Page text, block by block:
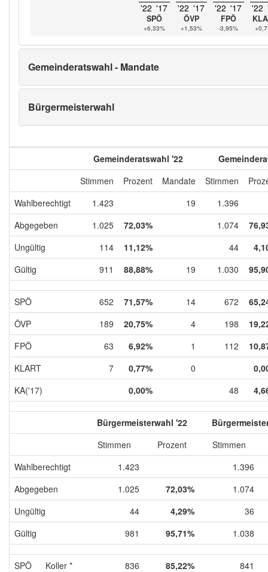
'22 '17
SPÖ
+6,33%
'22 '17
ÖVP
+1,53%
'22 '17
FPÖ
-3,95%
'22
Gemeinderatswahl - Mandate
Bürgermeisterwahl
Gemeinderatswahl '22
Stimmen
Prozent Mandate Stimmen
Wahlberechtigt
1.423 19
1.396
Abgegeben
1.025 72,03% 1.074
Ungültig
114 11,12% 44
Gültig
911 88,88% 19 1.030
SPÖ 652 71,57% 14 672
ÖVP
189 20,75% 4 198
FPÖ
63 6,92% 1 112
KLART
7 0,77% 0
KA('17)
0,00% 48
Bürgermeisterwahl '22
Stimmen
Prozent
Stimmen
Wahlberechtigt
1.423
1.396
Abgegeben
1.025 72,03%
1.074
Ungültig
44 4,29%
36
Gültig
981 95,71% 1.038
SPÖ Koller * 836 85,22%
841